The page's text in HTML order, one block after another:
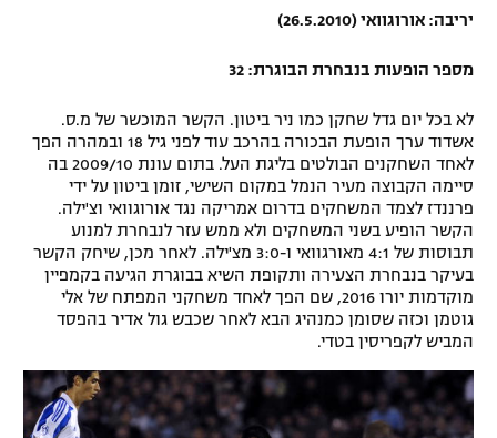
יריבה: אורוגוואי (26.5.2010)
מספר הופעות בנבחרת הבוגרת: 32
לא בכל יום גדל שחקן כמו ניר ביטון. הקשר המוכשר של מ.ס.
אשדוד ערך הופעת הבכורה בהרכב עוד לפני גיל 18 ובמהרה הפך
לאחד השחקנים הבולטים בליגת העל. בתום עונת 2009/10 בה
סיימה הקבוצה מעיר הנמל במקום השישי, זומן ביטון על ידי
פרננדז לצמד המשחקים בדרום אמריקה נגד אורוגוואי וצ'ילה.
הקשר הופיע בשני המשחקים ולא ממש עזר לנבחרת למנוע
תבוסות של 4:1 מאורגוואי ו-3:0 מצ'ילה. לאחר מכן, שיחק הקשר
בעיקר בנבחרת הצעירה ותקופת השיא בבוגרת הגיעה בקמפיין
מוקדמות יורו 2016, שם הפך לאחד משחקני המפתח של אלי
גוטמן וכזה שסומן כמנהיג הבא לאחר שכבש גול אדיר בהפסד
המביש לקפריסין בטדי.